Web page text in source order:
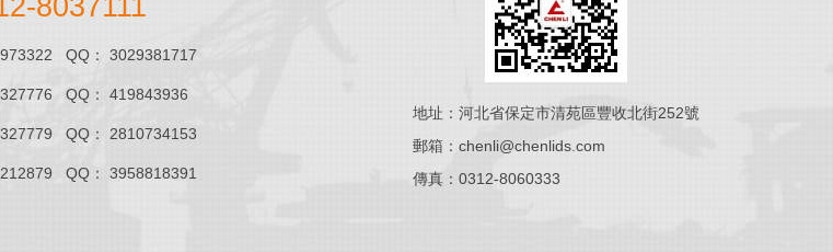
8037111
QQ： 3029381717
QQ： 419843936
QQ： 2810734153
QQ： 3958818391
地址：河北省保定市清苑區豐收北街252號
郵箱：chenli@chenlids.com
傳真：0312-8060333